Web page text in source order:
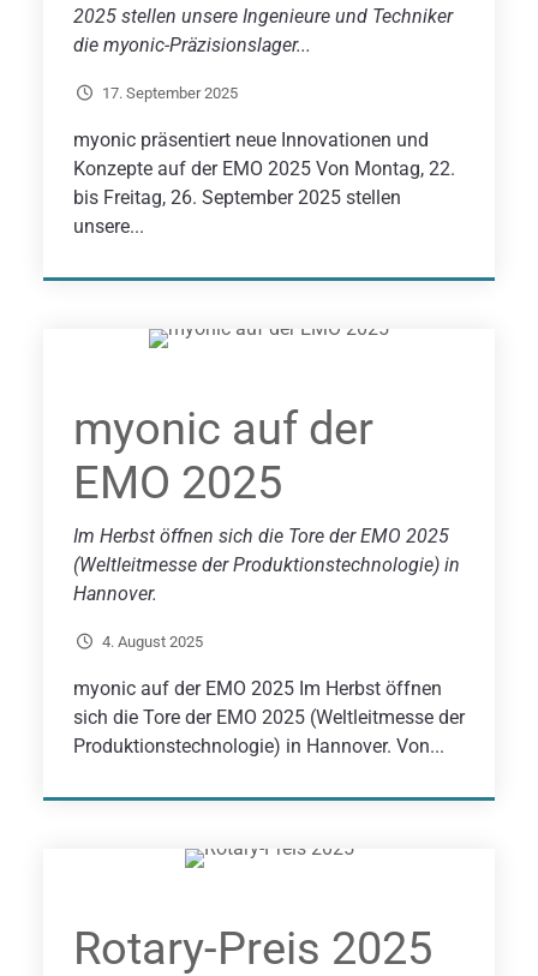
2025 stellen unsere Ingenieure und Techniker
die myonic-Präzisionslager...
17. September 2025
myonic präsentiert neue Innovationen und
Konzepte auf der EMO 2025 Von Montag, 22.
bis Freitag, 26. September 2025 stellen
unsere...
myonic auf der
EMO 2025
Im Herbst öffnen sich die Tore der EMO 2025
(Weltleitmesse der Produktionstechnologie) in
Hannover.
4. August 2025
myonic auf der EMO 2025 Im Herbst öffnen
sich die Tore der EMO 2025 (Weltleitmesse der
Produktionstechnologie) in Hannover. Von...
Rotary-Preis 2025